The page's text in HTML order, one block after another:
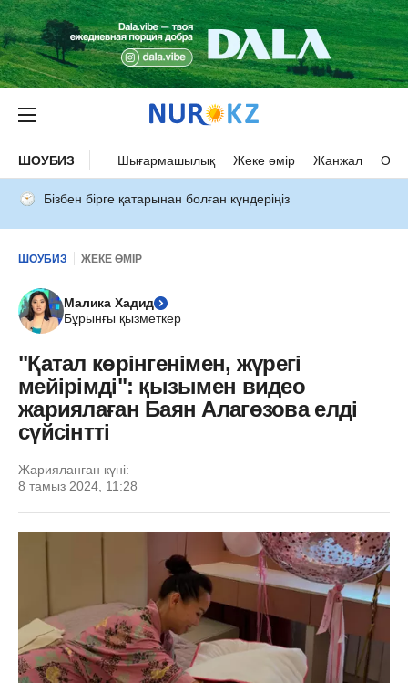
ШОУБИЗ Шығармашылық Жеке өмір Жанжал
Бізбен бірге қатарынан болған күндеріңіз
ШОУБИЗ ЖЕКЕ ӨМІР
Малика Хадид
Бұрынғы қызметкер
"Қатал көрінгенімен, жүрегі
мейірімді": қызымен видео
жариялаған Баян Алагөзова елді
сүйсінтті
Жарияланған күні:
8 тамыз 2024, 11:28